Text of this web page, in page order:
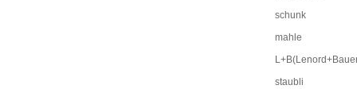
schunk
mahle
staubli